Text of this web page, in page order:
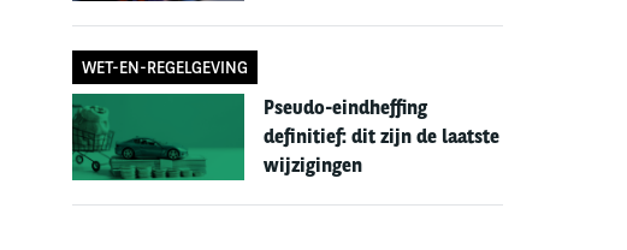
WET-EN-REGELGEVING
Pseudo-eindheffing
definitief: dit zijn de laatste
wijzigingen